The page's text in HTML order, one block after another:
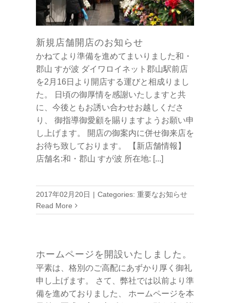
新規店舗開店のお知らせ
かねてより準備を進めてまいりました和・
郡山 すが波 ダイワロイネット郡山駅前店
を2月16日より開店する運びと相成りまし
た。 日頃の御厚情を感謝いたしますと共
に、今後ともお誘い合わせお越しくださ
り、 御指導御愛顧を賜りますようお願い申
し上げます。 開店の御案内に併せ御来店を
お待ち致しております。 【新店舗情報】
店舗名:和・郡山 すが波 所在地: [...]
2017年02月20日 | Categories: 重要なお知らせ
Read More
ホームページを開設いたしました。
平素は、格別のご高配にあずかり厚く御礼
申し上げます。 さて、弊社では以前より準
備を進めておりました、 ホームページを本